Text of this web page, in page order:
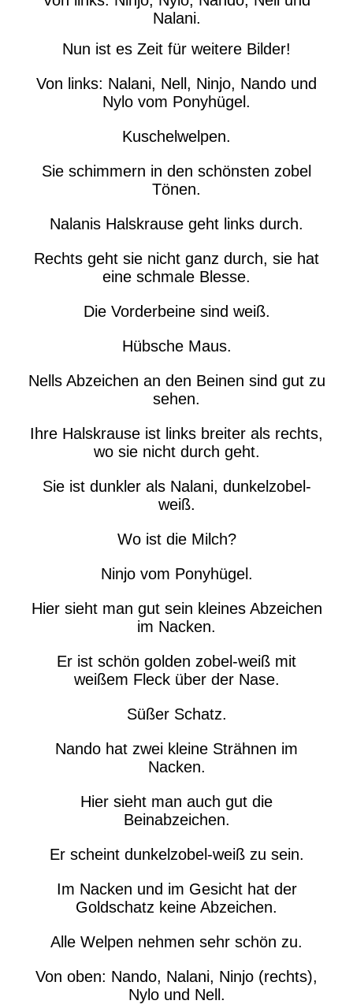
Nalani.
Nun ist es Zeit für weitere Bilder!
Von links: Nalani, Nell, Ninjo, Nando und
Nylo vom Ponyhügel.
Kuschelwelpen.
Sie schimmern in den schönsten zobel
Tönen.
Nalanis Halskrause geht links durch.
Rechts geht sie nicht ganz durch, sie hat
eine schmale Blesse.
Die Vorderbeine sind weiß.
Hübsche Maus.
Nells Abzeichen an den Beinen sind gut zu
sehen.
Ihre Halskrause ist links breiter als rechts,
wo sie nicht durch geht.
Sie ist dunkler als Nalani, dunkelzobel-
weiß.
Wo ist die Milch?
Ninjo vom Ponyhügel.
Hier sieht man gut sein kleines Abzeichen
im Nacken.
Er ist schön golden zobel-weiß mit
weißem Fleck über der Nase.
Süßer Schatz.
Nando hat zwei kleine Strähnen im
Nacken.
Hier sieht man auch gut die
Beinabzeichen.
Er scheint dunkelzobel-weiß zu sein.
Im Nacken und im Gesicht hat der
Goldschatz keine Abzeichen.
Alle Welpen nehmen sehr schön zu.
Von oben: Nando, Nalani, Ninjo (rechts),
Nylo und Nell.